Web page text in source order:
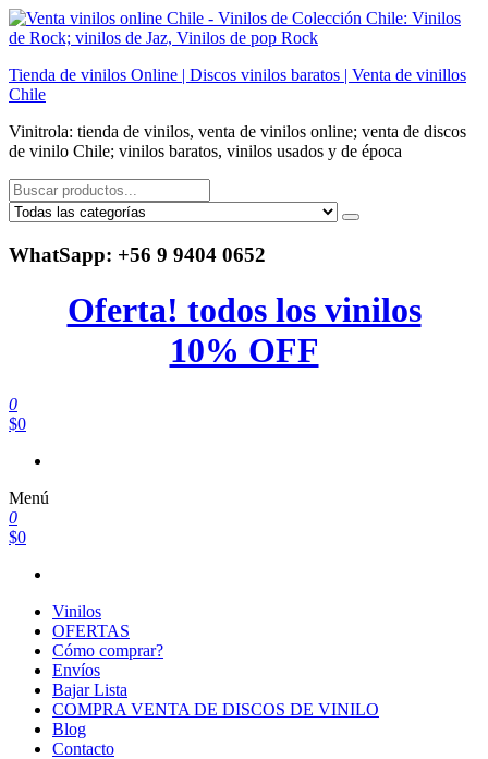
Saltar
al
Tienda de vinilos Online | Discos vinilos baratos | Venta de vinillos
Chile
Vinitrola: tienda de vinilos, venta de vinilos online; venta de discos
de vinilo Chile; vinilos baratos, vinilos usados y de época
WhatSapp: +56 9 9404 0652
Oferta! todos los vinilos
10% OFF
0
$0
Menú
0
$0
Vinilos
OFERTAS
Cómo comprar?
Envíos
Bajar Lista
COMPRA VENTA DE DISCOS DE VINILO
Blog
Contacto